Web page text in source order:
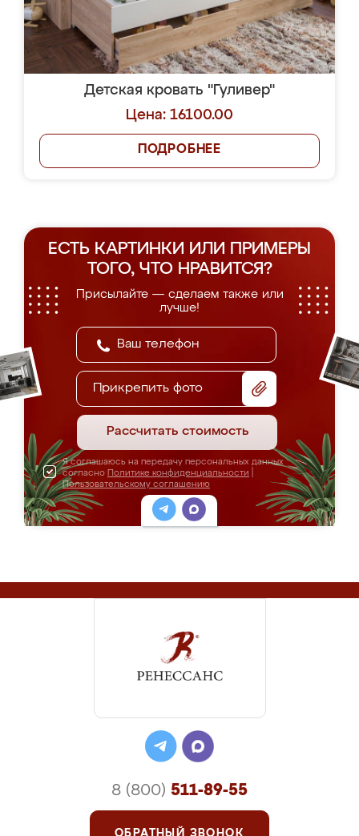
Детская кровать "Гуливер"
Цена: 16100.00
ПОДРОБНЕЕ
ЕСТЬ КАРТИНКИ ИЛИ ПРИМЕРЫ
ТОГО, ЧТО НРАВИТСЯ?
Присылайте — сделаем также или
лучше!
Прикрепить фото
Рассчитать стоимость
Я соглашаюсь на передачу персональных данных
согласно Политике конфиденциальности
Пользовательскому соглашению
8 (800) 511-89-55
ОБРАТНЫЙ ЗВОНОК